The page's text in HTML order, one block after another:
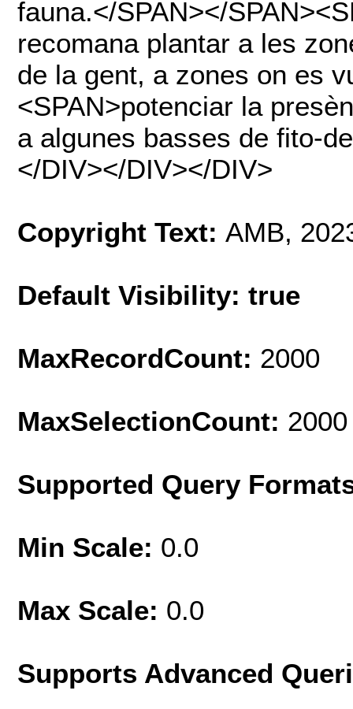
fauna.</SPAN></
recomana plantar a les
de la gent, a zones on es
<SPAN>potenciar la
a algunes basses de fito-
</DIV></DIV></DIV>
Copyright Text: AMB,
Default Visibility: true
MaxRecordCount: 2000
MaxSelectionCount: 2000
Supported Query
Min Scale: 0.0
Max Scale: 0.0
Supports Advanced